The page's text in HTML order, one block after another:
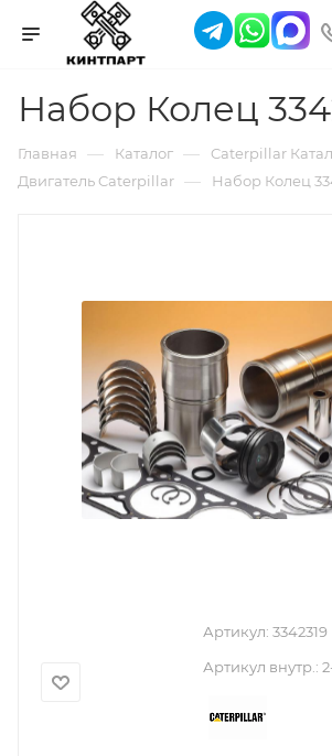
Набор Колец
Главная — Каталог — Caterpillar
Двигатель Caterpillar — Набор Колец
Артикул: 3342319
Артикул внутр.: